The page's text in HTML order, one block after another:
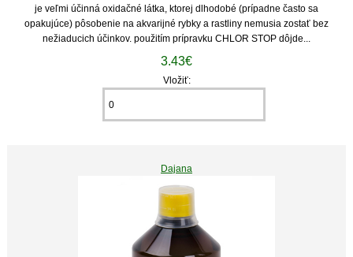
je veľmi účinná oxidačné látka, ktorej dlhodobé (prípadne často sa
opakujúce) pôsobenie na akvarijné rybky a rastliny nemusia zostať bez
nežiaducich účinkov. použitím prípravku CHLOR STOP dôjde...
3.43€
Vložiť:
Dajana